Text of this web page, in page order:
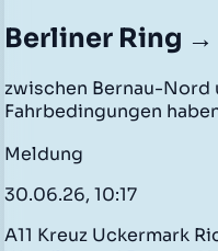
Berliner Ring →
zwischen Bernau-Nord
Fahrbedingungen
Meldung
30.06.26, 10:17
A11 Kreuz Uckermark